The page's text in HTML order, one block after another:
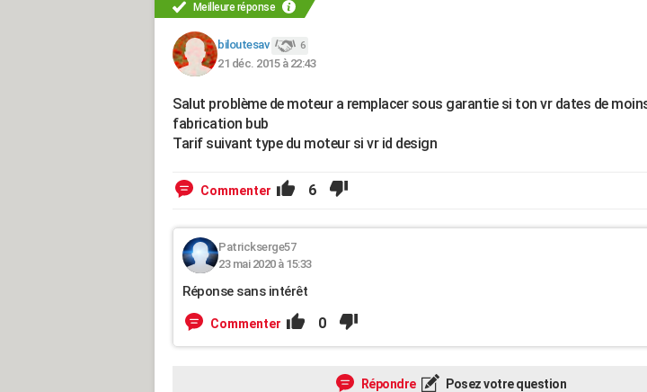
Meilleure réponse
biloutesav 6
21 déc. 2015 à 22:43
Salut problème de moteur a remplacer sous garantie si ton vr dates de
fabrication bub
Tarif suivant type du moteur si vr id design
Commenter 6
Patrickserge57
23 mai 2020 à 15:33
Réponse sans intérêt
Commenter 0
Répondre Posez votre question